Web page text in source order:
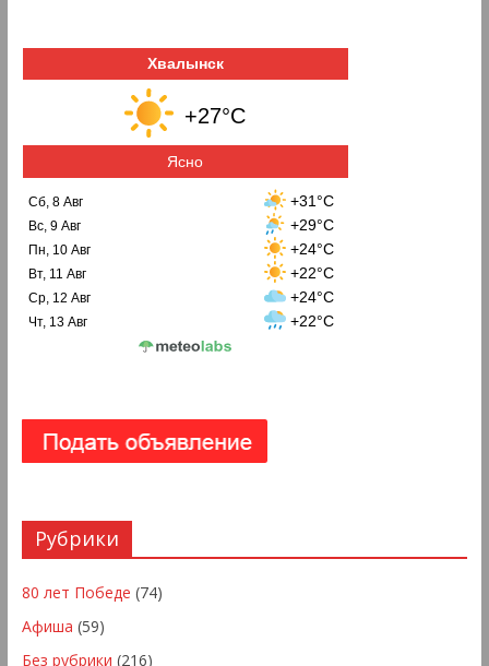
Хвалынск
+27°C
Ясно
Сб, 8 Авг +31°C
Вс, 9 Авг +29°C
Пн, 10 Авг +24°C
Вт, 11 Авг +22°C
Ср, 12 Авг +24°C
Чт, 13 Авг +22°C
Рубрики
80 лет Победе (74)
Афиша (59)
Без рубрики (216)